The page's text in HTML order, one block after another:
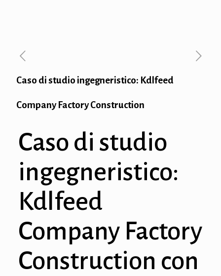
Caso di studio ingegneristico: Kdlfeed
Company Factory Construction
Caso di studio
ingegneristico:
Kdlfeed
Company Factory
Construction con